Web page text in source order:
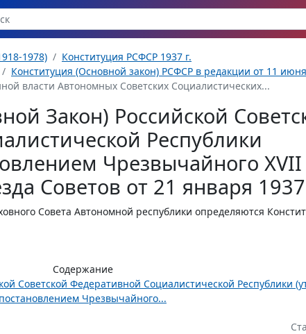
1978)
Конституция РСФСР 1937 г.
Конституция (Основной закон) РСФСР в редакции от 11 июня
власти Автономных Советских Социалистических...
Закон) Российской
Республики
Чрезвычайного XVII
Советов от 21 января
Совета Автономной республики определяются
Содержание
Советской Федеративной Социалистической Республики
постановлением Чрезвычайного...